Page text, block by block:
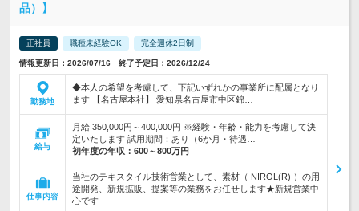
品）】
正社員 職種未経験OK 完全週休2日制
情報更新日：2026/07/16 終了予定日：2026/12/24
勤務地
◆本人の希望を考慮して、下記いずれかの事業所に配属となり
ます 【名古屋本社】 愛知県名古屋市中区錦…
給与
月給 350,000円～400,000円 ※経験・年齢・能力を考慮して決
定いたします 試用期間：あり（6か月・待遇…
初年度の年収： 600～800万円
仕事内容
当社のテキスタイル技術営業として、素材（ NIROL(R) ）の用
途開発、新規拡販、提案等の業務をお任せします★新規営業中
心です